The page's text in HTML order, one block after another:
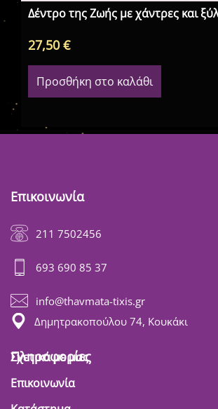
Δέντρο της Ζωής με χάντρες και
27,50€
Προσθήκη στο καλάθι
Επικοινωνία
211 7502456
693 690 85 37
info@thavmata-tixis.gr
Δημητρακοπούλου 74, Κουκάκι
Πληροφορίες
Σχετικά με μας
Επικοινωνία